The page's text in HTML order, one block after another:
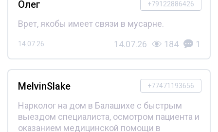
+79122886426
Олег
Врет, якобы имеет связи в мусарне.
14.07.26 14.07.26 184 1
+77471193656
MelvinSlake
Нарколог на дом в Балашихе с быстрым
выездом специалиста, осмотром пациента и
оказанием медицинской помощи в